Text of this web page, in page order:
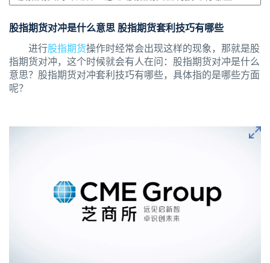
股指期货对冲是什么意思 股指期货套利技巧有哪些
进行股指期货操作时经常会出现这样的现象，那就是股
指期货对冲，这个时候就会有人在问：股指期货对冲是什么
意思？股指期货对冲套利技巧有哪些，具体指的是哪些方面
呢？